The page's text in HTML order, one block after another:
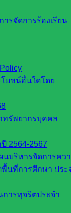
รจัดการร้องเรียน
ยชน์อื่นใดโดย
ทรัพยากรบุคคล
2564-2567
นบริหารจัดการคว
พื้นที่การศึกษา ประ
การทุจริตประจำ